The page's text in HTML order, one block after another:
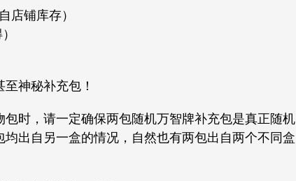
铺库存）
神秘补充包！
时，请一定确保两包随机万智牌补充包是真正随机
出自另一盒的情况，自然也有两包出自两个不同盒